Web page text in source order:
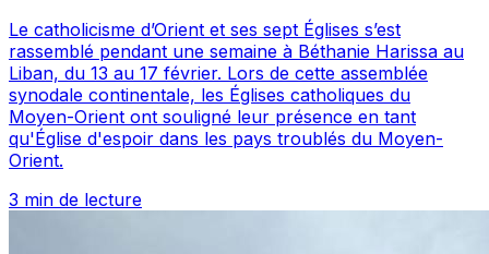
Le catholicisme d’Orient et ses sept Églises s’est
rassemblé pendant une semaine à Béthanie Harissa au
Liban, du 13 au 17 février. Lors de cette assemblée
synodale continentale, les Églises catholiques du
Moyen-Orient ont souligné leur présence en tant
qu'Église d'espoir dans les pays troublés du Moyen-
Orient.
3 min de lecture